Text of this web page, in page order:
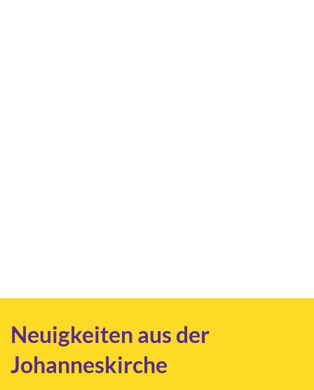
Neuigkeiten aus der
Johanneskirche